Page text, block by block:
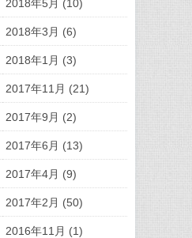
2018年5月 (10)
2018年3月 (6)
2018年1月 (3)
2017年11月 (21)
2017年9月 (2)
2017年6月 (13)
2017年4月 (9)
2017年2月 (50)
2016年11月 (1)